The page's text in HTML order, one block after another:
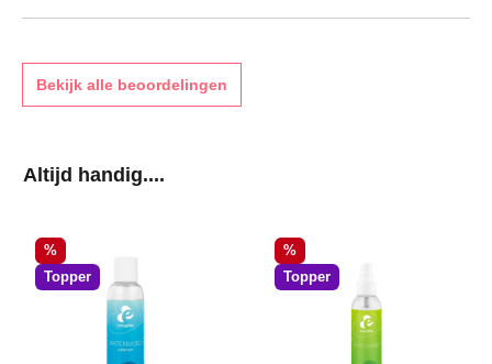
Bekijk alle beoordelingen
Productgalerij overslaan
Altijd handig....
Korting
%
Topper
Korting
%
Topper